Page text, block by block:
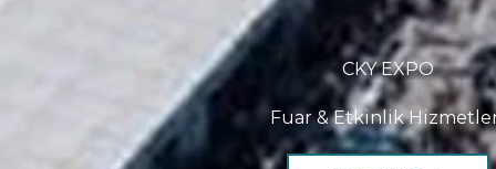
CKY EXPO
Fuar & Etkinlik